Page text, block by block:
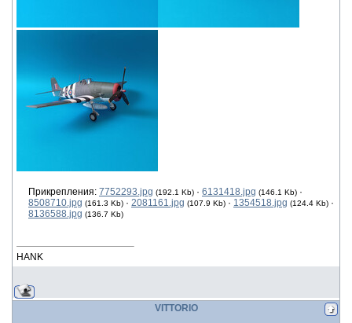
Прикрепления: 7752293.jpg (192.1 Kb) · 6131418.jpg (146.1 Kb) ·
8508710.jpg (161.3 Kb) · 2081161.jpg (107.9 Kb) · 1354518.jpg (124.4 Kb) ·
8136588.jpg (136.7 Kb)
HANK
VITTORIO